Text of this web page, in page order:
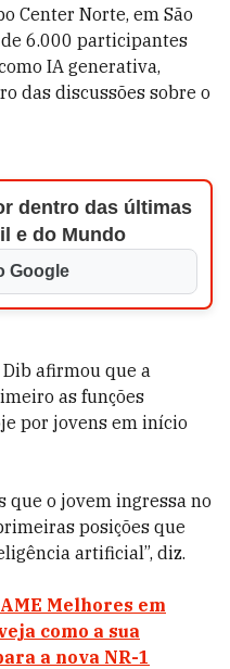
Center Norte, em São
6.000 participantes
IA generativa,
das discussões sobre o
dentro das últimas
e do Mundo
Google
afirmou que a
as funções
por jovens em início
que o jovem ingressa no
posições que
artificial”, diz.
Melhores em
como a sua
a nova NR-1